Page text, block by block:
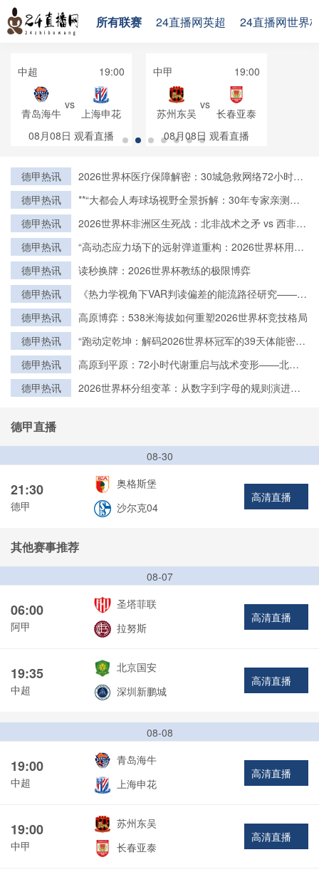
所有联赛 24直播网英超 24直播网世界
中超 19:00
青岛海牛
vs
上海申花
08月08日 观看直播
中甲 19:00
苏州东吴
vs
长春亚泰
08月08日 观看直播
德甲热讯
2026世界杯医疗保障解密：30城急救网络72小时全
德甲热讯
**“大都会人寿球场视野全景拆解：30年专家亲测的
德甲热讯
2026世界杯非洲区生死战：北非战术之矛 vs 西非力
德甲热讯
“高动态应力场下的远射弹道重构：2026世界杯用球
德甲热讯
读秒换牌：2026世界杯教练的极限博弈
德甲热讯
《热力学视角下VAR判读偏差的能流路径研究——基
德甲热讯
高原博弈：538米海拔如何重塑2026世界杯竞技格局
德甲热讯
“跑动定乾坤：解码2026世界杯冠军的39天体能密
德甲热讯
高原到平原：72小时代谢重启与战术变形——北美
德甲热讯
2026世界杯分组变革：从数字到字母的规则演进与
德甲直播
08-30
21:30
德甲
奥格斯堡
沙尔克04
高清直播
其他赛事推荐
08-07
06:00
阿甲
圣塔菲联
拉努斯
高清直播
19:35
中超
北京国安
深圳新鹏城
高清直播
08-08
19:00
中超
青岛海牛
上海申花
高清直播
19:00
中甲
苏州东吴
长春亚泰
高清直播